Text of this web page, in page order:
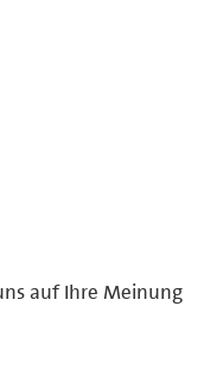
auf Ihre Meinung